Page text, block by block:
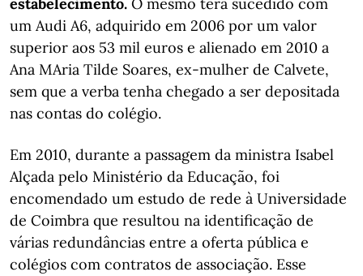
um Audi A6, adquirido em 2006 por um valor
superior aos 53 mil euros e alienado em 2010 a
Ana MAria Tilde Soares, ex-mulher de Calvete,
sem que a verba tenha chegado a ser depositada
nas contas do colégio.
Em 2010, durante a passagem da ministra Isabel
Alçada pelo Ministério da Educação, foi
encomendado um estudo de rede à Universidade
de Coimbra que resultou na identificação de
várias redundâncias entre a oferta pública e
colégios com contratos de associação. Esse